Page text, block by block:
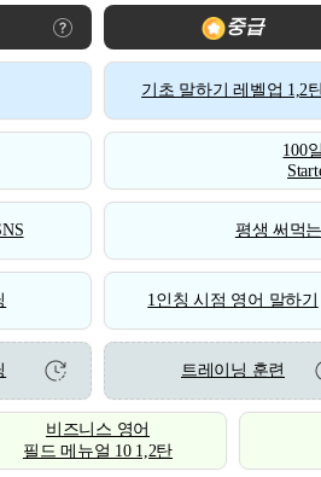
중급
기초 말하기 레벨업 1,2
100
평생 써먹
1인칭 시점 영어 말하기
트레이닝 훈련
비즈니스 영어
필드 메뉴얼 10 1,2탄